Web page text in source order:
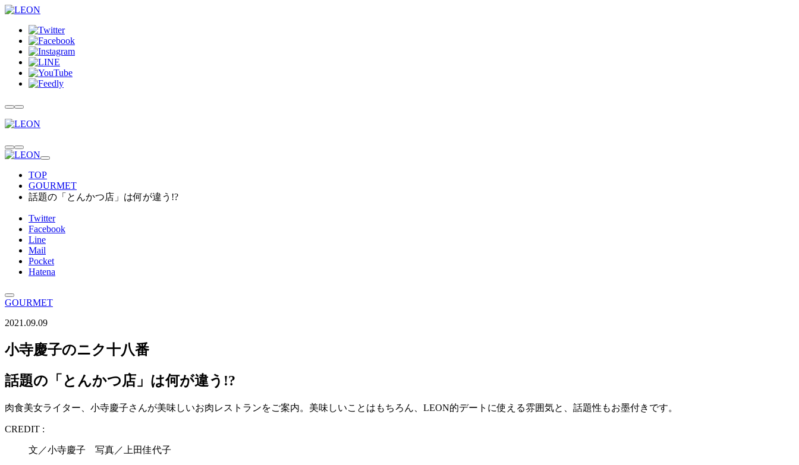
TOP
GOURMET
話題の「とんかつ店」は何が違う!?
Twitter
Facebook
Line
Mail
Pocket
Hatena
GOURMET
2021.09.09
小寺慶子のニク十八番
話題の「とんかつ店」は何が違う!?
肉食美女ライター、小寺慶子さんが美味しいお肉レストランをご案内。美味しいことはもちろん、LEON的デートに使える雰囲気と、話題性もお墨付きです。
CREDIT :
文／小寺慶子 写真／上田佳代子